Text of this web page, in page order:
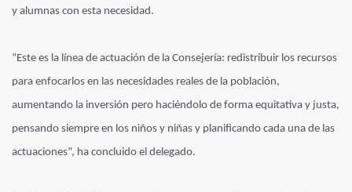
y alumnas con esta necesidad.
“Este es la línea de actuación de la Consejería: redistribuir los recursos
para enfocarlos en las necesidades reales de la población,
aumentando la inversión pero haciéndolo de forma equitativa y justa,
pensando siempre en los niños y niñas y planificando cada una de las
actuaciones”, ha concluido el delegado.